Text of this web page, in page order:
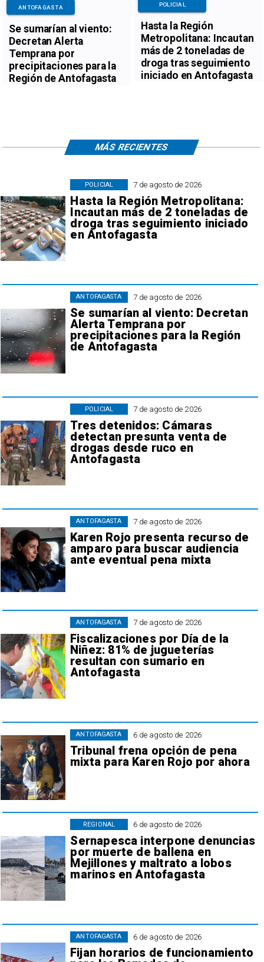
Se sumarían al viento:
Decretan Alerta
Temprana por
precipitaciones para la
Región de Antofagasta
ANTOFAGASTA
Hasta la Región
Metropolitana: Incautan
más de 2 toneladas de
droga tras seguimiento
iniciado en Antofagasta
POLICIAL
7 de agosto de 2026
Hasta la Región Metropolitana:
Incautan más de 2 toneladas de
droga tras seguimiento iniciado
en Antofagasta
POLICIAL
7 de agosto de 2026
Se sumarían al viento: Decretan
Alerta Temprana por
precipitaciones para la Región
de Antofagasta
ANTOFAGASTA
7 de agosto de 2026
Tres detenidos: Cámaras
detectan presunta venta de
drogas desde ruco en
Antofagasta
POLICIAL
7 de agosto de 2026
Karen Rojo presenta recurso de
amparo para buscar audiencia
ante eventual pena mixta
ANTOFAGASTA
7 de agosto de 2026
Fiscalizaciones por Día de la
Niñez: 81% de jugueterías
resultan con sumario en
Antofagasta
ANTOFAGASTA
6 de agosto de 2026
Tribunal frena opción de pena
mixta para Karen Rojo por ahora
ANTOFAGASTA
6 de agosto de 2026
Sernapesca interpone denuncias
por muerte de ballena en
Mejillones y maltrato a lobos
marinos en Antofagasta
REGIONAL
6 de agosto de 2026
Fijan horarios de funcionamiento
ANTOFAGASTA
MÁS RECIENTES